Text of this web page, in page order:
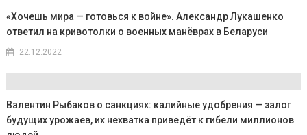
«Хочешь мира — готовься к войне». Александр Лукашенко
ответил на кривотолки о военных манёврах в Беларуси
22.12.2022
Валентин Рыбаков о санкциях: калийные удобрения — залог
будущих урожаев, их нехватка приведёт к гибели миллионов